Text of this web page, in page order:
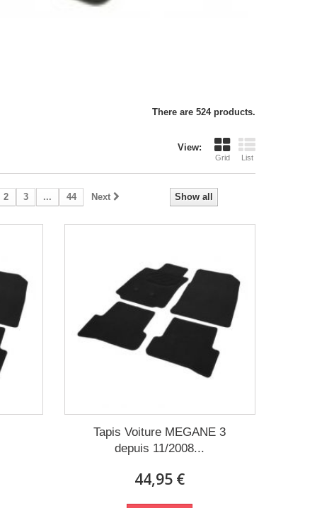
There are 524 products.
View:
Grid List
Show all
2 3 ... 44 Next
Tapis Voiture MEGANE 3
depuis 11/2008...
44,95 €